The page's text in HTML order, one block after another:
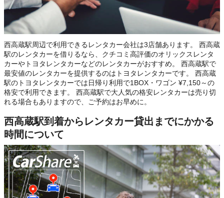
西高蔵駅周辺で利用できるレンタカー会社は3店舗あります。 西高蔵
駅のレンタカーを借りるなら、クチコミ高評価のオリックスレンタ
カーやトヨタレンタカーなどのレンタカーがおすすめ。 西高蔵駅で
最安値のレンタカーを提供するのはトヨタレンタカーです。 西高蔵
駅のトヨタレンタカーでは日帰り利用で1BOX・ワゴン ¥7,150～の
格安で利用できます。 西高蔵駅で大人気の格安レンタカーは売り切
れる場合もありますので、ご予約はお早めに。
西高蔵駅到着からレンタカー貸出までにかかる
時間について